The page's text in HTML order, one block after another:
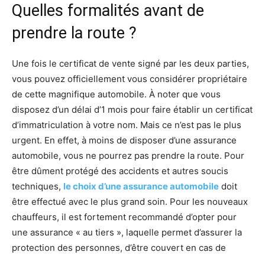
Quelles formalités avant de
prendre la route ?
Une fois le certificat de vente signé par les deux parties,
vous pouvez officiellement vous considérer propriétaire
de cette magnifique automobile. À noter que vous
disposez d’un délai d’1 mois pour faire établir un certificat
d’immatriculation à votre nom. Mais ce n’est pas le plus
urgent. En effet, à moins de disposer d’une assurance
automobile, vous ne pourrez pas prendre la route. Pour
être dûment protégé des accidents et autres soucis
techniques, le choix d’une assurance automobile doit
être effectué avec le plus grand soin. Pour les nouveaux
chauffeurs, il est fortement recommandé d’opter pour
une assurance « au tiers », laquelle permet d’assurer la
protection des personnes, d’être couvert en cas de